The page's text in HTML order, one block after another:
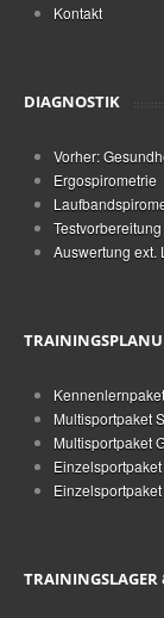
Kontakt
DIAGNOSTIK
Vorher:
Ergospirometrie
Testvorbereitung
Auswertung ext.
Kennenlernpaket
Multisportpaket
Multisportpaket
TRAININGSLAGER